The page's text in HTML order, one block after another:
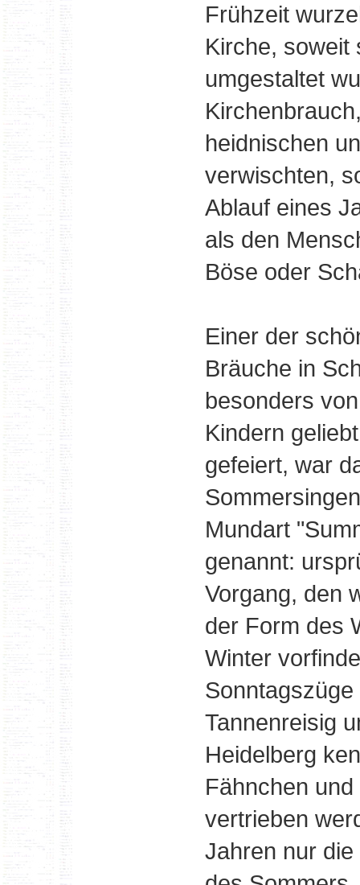
Frühzeit
Kirche, soweit
umgestaltet
heidnischen
verwischten,
Ablauf eines
als den
Böse oder
Einer der
Bräuche in
besonders
Kindern
gefeiert, war
Mundart
genannt:
Vorgang, den
der Form des
Winter
Tannenreisig
Heidelberg
Fähnchen
vertrieben
Jahren nur